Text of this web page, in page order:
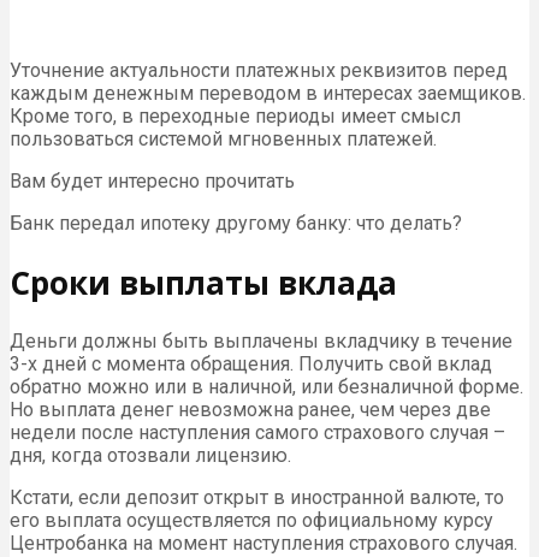
Уточнение актуальности платежных реквизитов перед
каждым денежным переводом в интересах заемщиков.
Кроме того, в переходные периоды имеет смысл
пользоваться системой мгновенных платежей.
Вам будет интересно прочитать
Банк передал ипотеку другому банку: что делать?
Сроки выплаты вклада
Деньги должны быть выплачены вкладчику в течение
3-х дней с момента обращения. Получить свой вклад
обратно можно или в наличной, или безналичной форме.
Но выплата денег невозможна ранее, чем через две
недели после наступления самого страхового случая –
дня, когда отозвали лицензию.
Кстати, если депозит открыт в иностранной валюте, то
его выплата осуществляется по официальному курсу
Центробанка на момент наступления страхового случая.